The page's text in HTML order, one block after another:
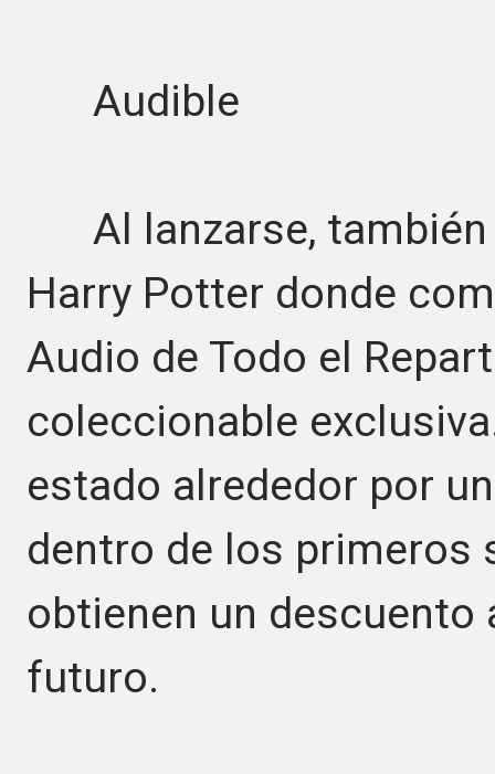
Audible
Al lanzarse, también
Harry Potter donde
Audio de Todo el
coleccionable
estado alrededor por
dentro de los primeros
obtienen un
futuro.